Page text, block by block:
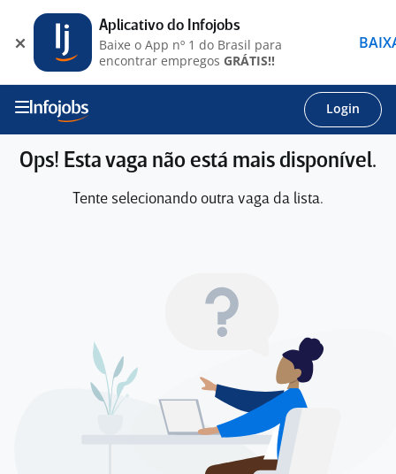
Login
Ops! Esta vaga não está mais disponível.
Tente selecionando outra vaga da lista.
Aplicativo do Infojobs
Baixe o App nº 1 do Brasil para
encontrar empregos GRÁTIS!!